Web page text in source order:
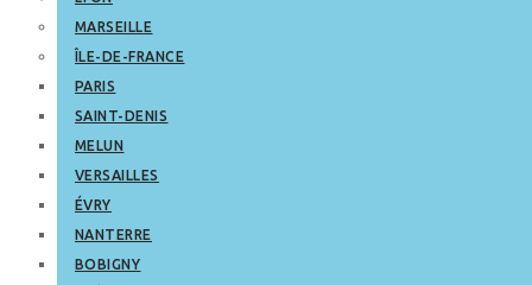
MARSEILLE
ÎLE-DE-FRANCE
PARIS
SAINT-DENIS
MELUN
VERSAILLES
ÉVRY
NANTERRE
BOBIGNY